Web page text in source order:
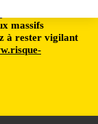
massifs
à rester vigilant